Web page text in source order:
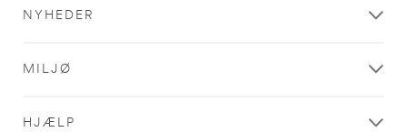
NYHEDER
MILJØ
HJÆLP